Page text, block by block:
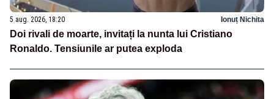
5 aug. 2026, 18:20 Ionuț Nichita
Doi rivali de moarte, invitați la nunta lui Cristiano
Ronaldo. Tensiunile ar putea exploda